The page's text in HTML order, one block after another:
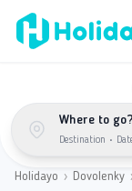
Where to go?
Destination •
Holidayo › Dovolenky